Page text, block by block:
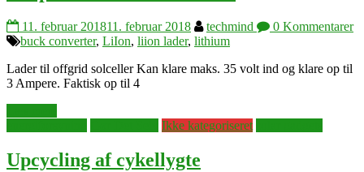
11. februar 201811. februar 2018 techmind
0 Kommentarer
buck converter, LiIon, liion lader, lithium
Lader til offgrid solceller Kan klare maks. 35 volt ind og klare op til
3 Ampere. Faktisk op til 4
Ikke kategoriseret
Upcycling af cykellygte